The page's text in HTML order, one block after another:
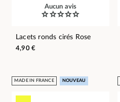
Aucun avis
Lacets ronds cirés Rose
4,90 €
MADE IN FRANCE NOUVEAU